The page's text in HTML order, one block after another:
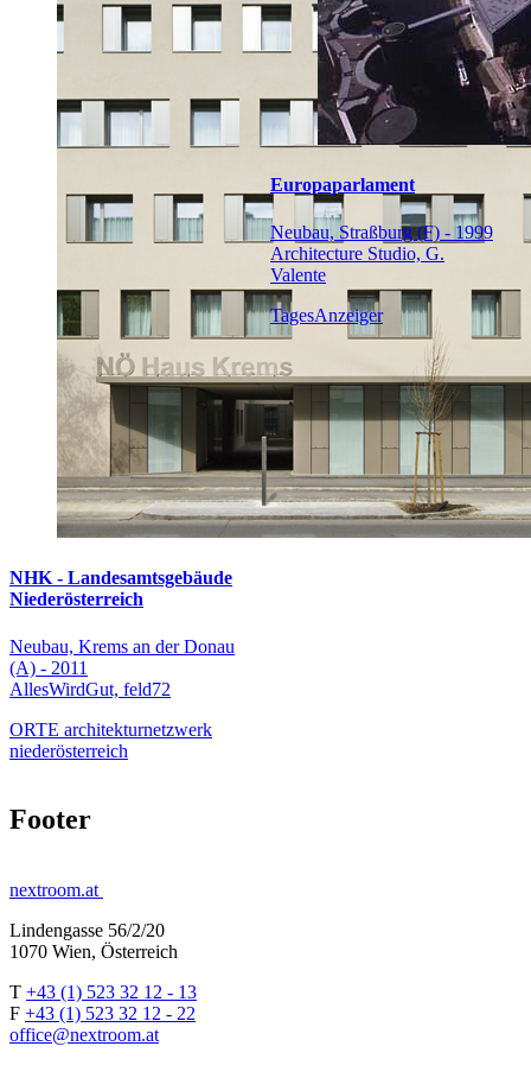
NHK - Landesamtsgebäude
Niederösterreich
Neubau, Krems an der Donau
(A) - 2011
AllesWirdGut, feld72
ORTE architekturnetzwerk
niederösterreich
Europaparlament
Neubau, Straßburg (F) - 1999
Architecture Studio, G.
Valente
TagesAnzeiger
Footer
nextroom.at
Lindengasse 56/2/20
1070 Wien, Österreich
T +43 (1) 523 32 12 - 13
F +43 (1) 523 32 12 - 22
office@nextroom.at